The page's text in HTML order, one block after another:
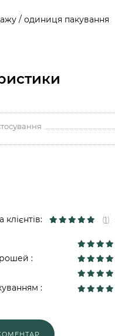
/ одиниця пакування
(1)
:
: